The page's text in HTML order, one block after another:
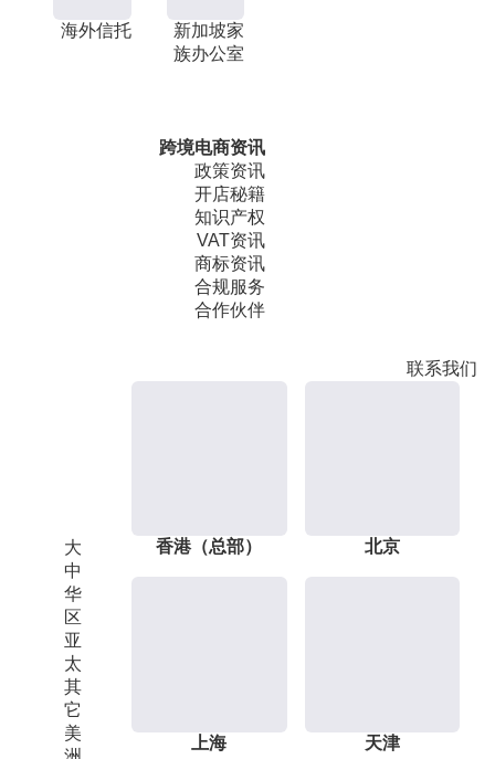
海外信托
新加坡家
族办公室
跨境电商资讯
政策资讯
开店秘籍
知识产权
VAT资讯
商标资讯
合规服务
合作伙伴
联系我们
大
中
华
区
亚
太
其
它
美
香港（总部） 北京
上海 天津